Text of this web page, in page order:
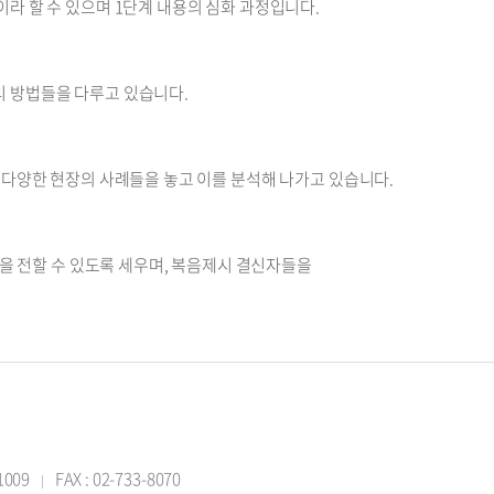
할 수 있으며 1단계 내용의 심화 과정입니다.
방법들을 다루고 있습니다.
양한 현장의 사례들을 놓고 이를 분석해 나가고 있습니다.
전할 수 있도록 세우며, 복음제시 결신자들을
| FAX : 02-733-8070